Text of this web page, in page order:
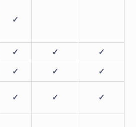
✓
✓ ✓ ✓
✓ ✓ ✓
✓ ✓ ✓